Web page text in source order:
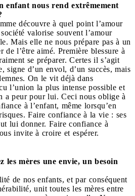
enfant nous rend extrêmement
découvre à quel point l’amour
valorise souvent l’amour
Mais elle ne nous prépare pas à un
de l’être aimé. Première blessure à
se préparer. Certes il s’agit
signe d’un envol, d’un succès, mais
On le vit déjà dans
l’union la plus intense possible et
a peur pour lui. Ceci nous oblige à
à l’enfant, même lorsqu’en
Faire confiance à la vie : ses
lui donner. Faire confiance à
invite à croire et espérer.
les mères une envie, un besoin
de nos enfants, et par conséquent
unit toutes les mères entre